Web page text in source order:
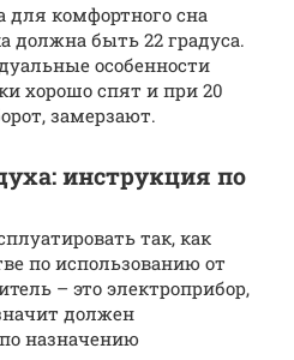
для комфортного сна
должна быть 22 градуса.
особенности
хорошо спят и при 20
замерзают.
инструкция по
так, как
по использованию от
– это электроприбор,
должен
назначению